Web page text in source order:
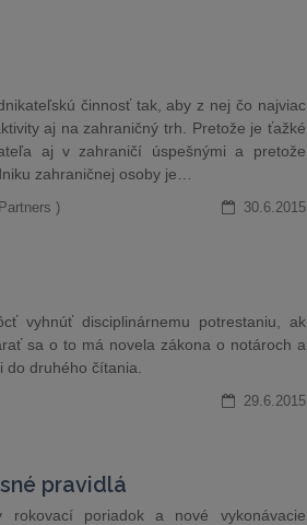
činnosť tak, aby z nej čo najviac
aj na zahraničný trh. Pretože je ťažké
aj v zahraničí úspešnými a pretože
zahraničnej osoby je…
) 30.6.2015
vyhnúť disciplinárnemu potrestaniu, ak
sa o to má novela zákona o notároch a
do druhého čítania.
29.6.2015
pravidlá
poriadok a nové vykonávacie